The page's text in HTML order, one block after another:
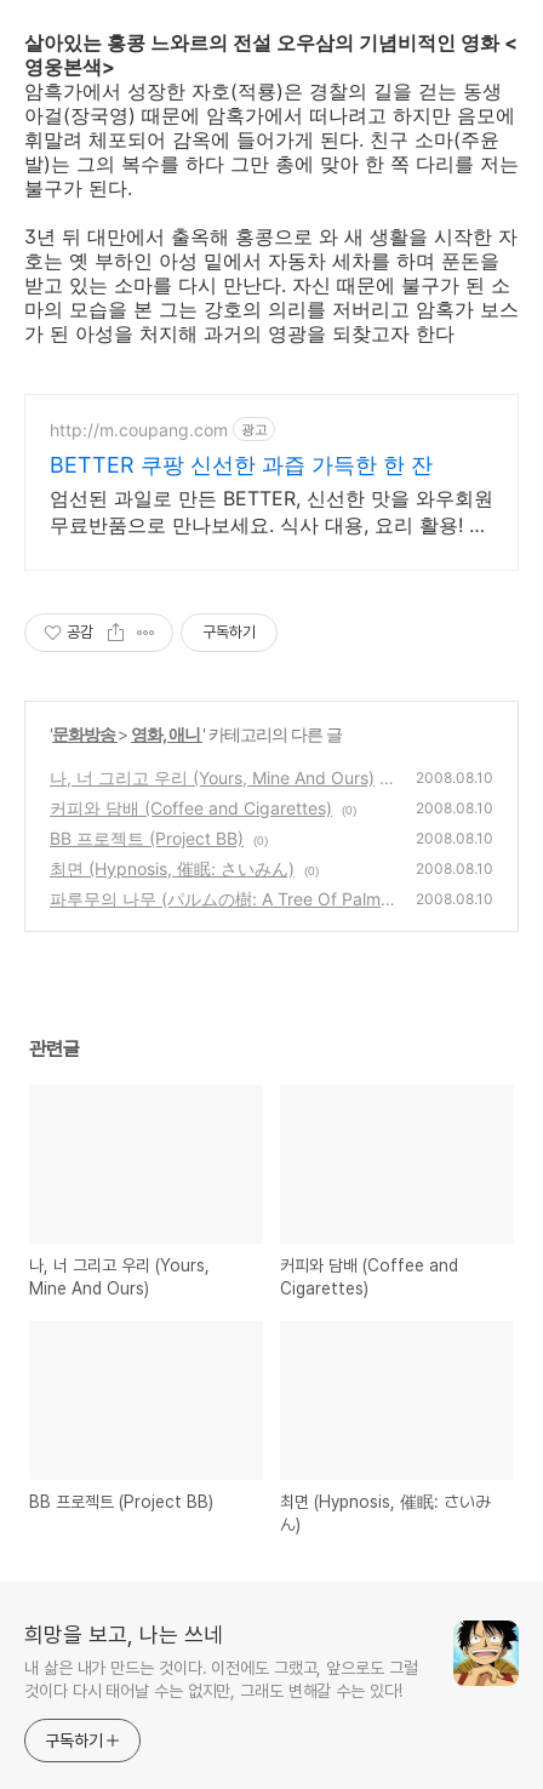
살아있는 홍콩 느와르의 전설 오우삼의 기념비적인 영화 <
영웅본색>
암흑가에서 성장한 자호(적룡)은 경찰의 길을 걷는 동생
아걸(장국영) 때문에 암혹가에서 떠나려고 하지만 음모에
휘말려 체포되어 감옥에 들어가게 된다. 친구 소마(주윤
발)는 그의 복수를 하다 그만 총에 맞아 한 쪽 다리를 저는
불구가 된다.
3년 뒤 대만에서 출옥해 홍콩으로 와 새 생활을 시작한 자
호는 옛 부하인 아성 밑에서 자동차 세차를 하며 푼돈을
받고 있는 소마를 다시 만난다. 자신 때문에 불구가 된 소
마의 모습을 본 그는 강호의 의리를 저버리고 암혹가 보스
가 된 아성을 처지해 과거의 영광을 되찾고자 한다
http://m.coupang.com 광고
BETTER 쿠팡 신선한 과즙 가득한 한 잔
엄선된 과일로 만든 BETTER, 신선한 맛을 와우회원
무료반품으로 만나보세요. 식사 대용, 요리 활용! 과
공감 구독하기
'문화방송> 영화, 애니' 카테고리의 다른 글
나, 너 그리고 우리 (Yours, Mine And Ours)
(0)
2008.08.10
커피와 담배 (Coffee and Cigarettes) (0) 2008.08.10
BB 프로젝트 (Project BB) (0) 2008.08.10
최면 (Hypnosis, 催眠: さいみん) (0) 2008.08.10
파루무의 나무 (パルムの樹: A Tree Of Palme) 2008.08.10
관련글
나, 너 그리고 우리 (Yours,
Mine And Ours)
커피와 담배 (Coffee and
Cigarettes)
BB 프로젝트 (Project BB)
최면 (Hypnosis, 催眠: さいみ
ん)
희망을 보고, 나는 쓰네
내 삶은 내가 만드는 것이다. 이전에도 그랬고, 앞으로도 그럴
것이다 다시 태어날 수는 없지만, 그래도 변해갈 수는 있다!
구독하기